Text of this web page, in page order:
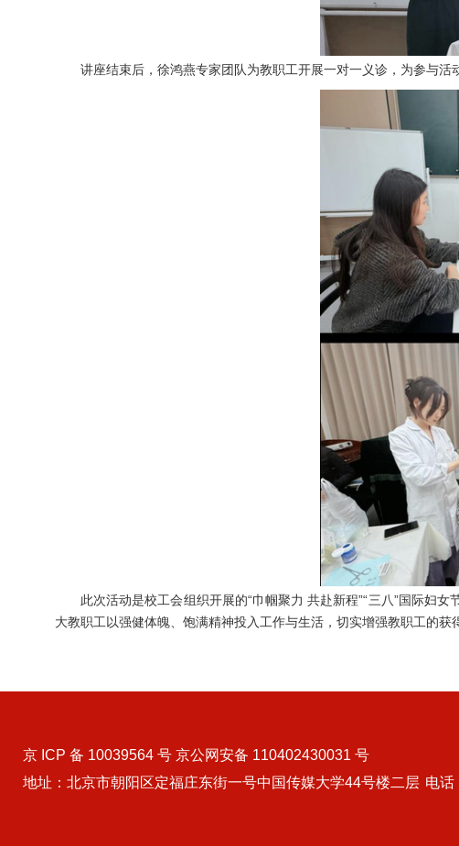
讲座结束后，徐鸿燕专家团队为教职工开展一对一义诊，为参与
此次活动是校工会组织开展的“巾帼聚力 共赴新程”“三八”国际妇
大教职工以强健体魄、饱满精神投入工作与生活，切实增强教职工的获
京 ICP 备 10039564 号 京公网安备 110402430031 号
地址：北京市朝阳区定福庄东街一号中国传媒大学44号楼二层 电话